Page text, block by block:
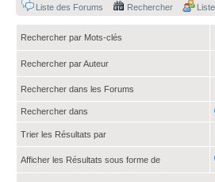
Liste des Forums Rechercher
Rechercher par Mots-clés
Rechercher par Auteur
Rechercher dans les Forums
Rechercher dans
Trier les Résultats par
Afficher les Résultats sous forme de